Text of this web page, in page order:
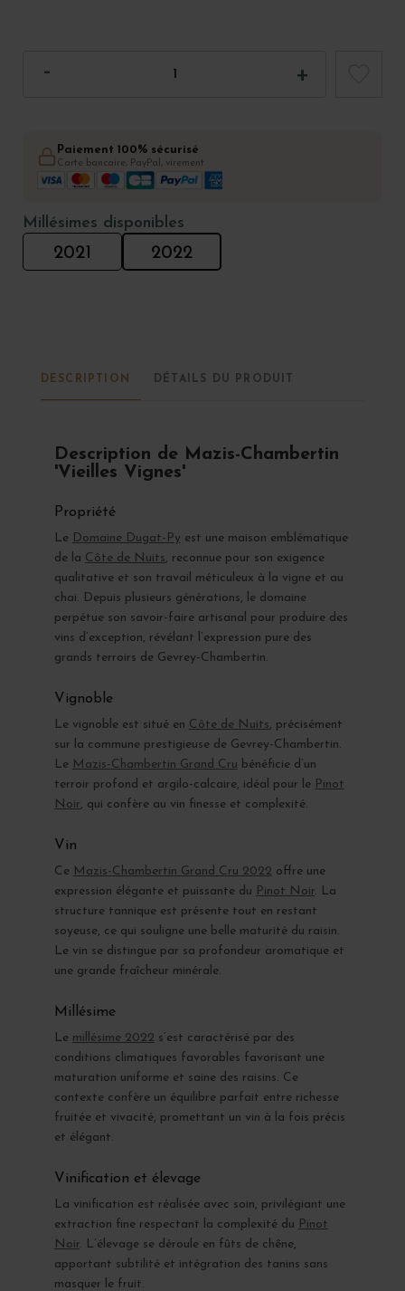
Paiement 100% sécurisé
Carte bancaire, PayPal, virement
Millésimes disponibles
2021 2022
DESCRIPTION DÉTAILS DU PRODUIT
Description de Mazis-Chambertin
'Vieilles Vignes'
Propriété
Le Domaine Dugat-Py est une maison emblématique
de la Côte de Nuits, reconnue pour son exigence
qualitative et son travail méticuleux à la vigne et au
chai. Depuis plusieurs générations, le domaine
perpétue son savoir-faire artisanal pour produire des
vins d’exception, révélant l’expression pure des
grands terroirs de Gevrey-Chambertin.
Vignoble
Le vignoble est situé en Côte de Nuits, précisément
sur la commune prestigieuse de Gevrey-Chambertin.
Le Mazis-Chambertin Grand Cru bénéficie d’un
terroir profond et argilo-calcaire, idéal pour le Pinot
Noir, qui confère au vin finesse et complexité.
Vin
Ce Mazis-Chambertin Grand Cru 2022 offre une
expression élégante et puissante du Pinot Noir. La
structure tannique est présente tout en restant
soyeuse, ce qui souligne une belle maturité du raisin.
Le vin se distingue par sa profondeur aromatique et
une grande fraîcheur minérale.
Millésime
Le millésime 2022 s’est caractérisé par des
conditions climatiques favorables favorisant une
maturation uniforme et saine des raisins. Ce
contexte confère un équilibre parfait entre richesse
fruitée et vivacité, promettant un vin à la fois précis
et élégant.
Vinification et élevage
La vinification est réalisée avec soin, privilégiant une
extraction fine respectant la complexité du Pinot
Noir. L’élevage se déroule en fûts de chêne,
apportant subtilité et intégration des tanins sans
masquer le fruit.